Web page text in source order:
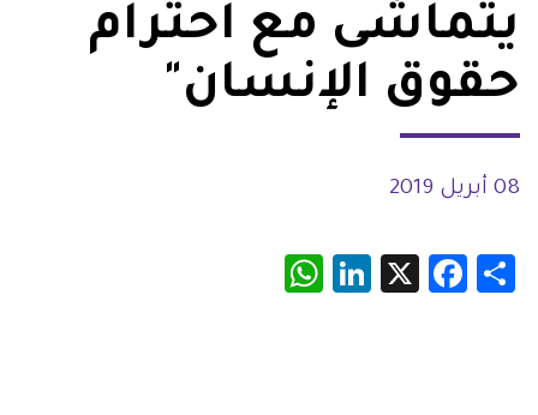
يتماشى مع احترام
حقوق الإنسان"
08 أبريل 2019
Share
Facebook
X
LinkedIn